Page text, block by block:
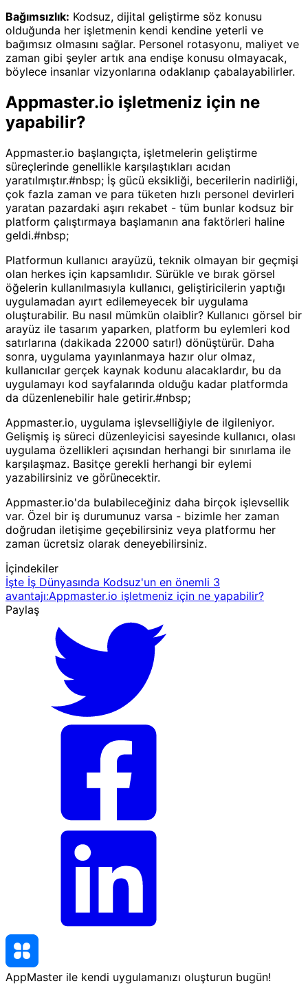
Bağımsızlık: Kodsuz, dijital geliştirme söz konusu
olduğunda her işletmenin kendi kendine yeterli ve
bağımsız olmasını sağlar. Personel rotasyonu, maliyet ve
zaman gibi şeyler artık ana endişe konusu olmayacak,
böylece insanlar vizyonlarına odaklanıp çabalayabilirler.
Appmaster.io işletmeniz için ne
yapabilir?
Appmaster.io başlangıçta, işletmelerin geliştirme
süreçlerinde genellikle karşılaştıkları acıdan
yaratılmıştır.#nbsp; İş gücü eksikliği, becerilerin nadirliği,
çok fazla zaman ve para tüketen hızlı personel devirleri
yaratan pazardaki aşırı rekabet - tüm bunlar kodsuz bir
platform çalıştırmaya başlamanın ana faktörleri haline
geldi.#nbsp;
Platformun kullanıcı arayüzü, teknik olmayan bir geçmişi
olan herkes için kapsamlıdır. Sürükle ve bırak görsel
öğelerin kullanılmasıyla kullanıcı, geliştiricilerin yaptığı
uygulamadan ayırt edilemeyecek bir uygulama
oluşturabilir. Bu nasıl mümkün olaiblir? Kullanıcı görsel bir
arayüz ile tasarım yaparken, platform bu eylemleri kod
satırlarına (dakikada 22000 satır!) dönüştürür. Daha
sonra, uygulama yayınlanmaya hazır olur olmaz,
kullanıcılar gerçek kaynak kodunu alacaklardır, bu da
uygulamayı kod sayfalarında olduğu kadar platformda
da düzenlenebilir hale getirir.#nbsp;
Appmaster.io, uygulama işlevselliğiyle de ilgileniyor.
Gelişmiş iş süreci düzenleyicisi sayesinde kullanıcı, olası
uygulama özellikleri açısından herhangi bir sınırlama ile
karşılaşmaz. Basitçe gerekli herhangi bir eylemi
yazabilirsiniz ve görünecektir.
Appmaster.io'da bulabileceğiniz daha birçok işlevsellik
var. Özel bir iş durumunuz varsa - bizimle her zaman
doğrudan iletişime geçebilirsiniz veya platformu her
zaman ücretsiz olarak deneyebilirsiniz.
İçindekiler
İşte İş Dünyasında Kodsuz'un en önemli 3
avantajı:Appmaster.io işletmeniz için ne yapabilir?
Paylaş
AppMaster ile kendi uygulamanızı oluşturun bugün!